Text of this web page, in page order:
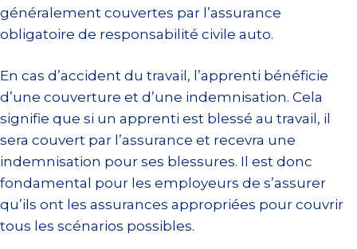
généralement couvertes par l’assurance
obligatoire de responsabilité civile auto.
En cas d’accident du travail, l’apprenti bénéficie
d’une couverture et d’une indemnisation. Cela
signifie que si un apprenti est blessé au travail, il
sera couvert par l’assurance et recevra une
indemnisation pour ses blessures. Il est donc
fondamental pour les employeurs de s’assurer
qu’ils ont les assurances appropriées pour couvrir
tous les scénarios possibles.